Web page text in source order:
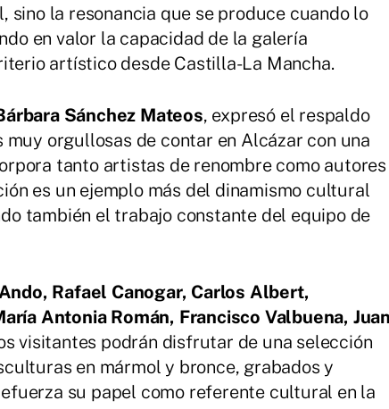
sino la resonancia que se produce cuando lo
en valor la capacidad de la galería
artístico desde Castilla-La Mancha.
Sánchez Mateos, expresó el respaldo
orgullosas de contar en Alcázar con una
tanto artistas de renombre como autores
es un ejemplo más del dinamismo cultural
también el trabajo constante del equipo de
Rafael Canogar, Carlos Albert,
Antonia Román, Francisco Valbuena,
visitantes podrán disfrutar de una selección
en mármol y bronce, grabados y
su papel como referente cultural en la